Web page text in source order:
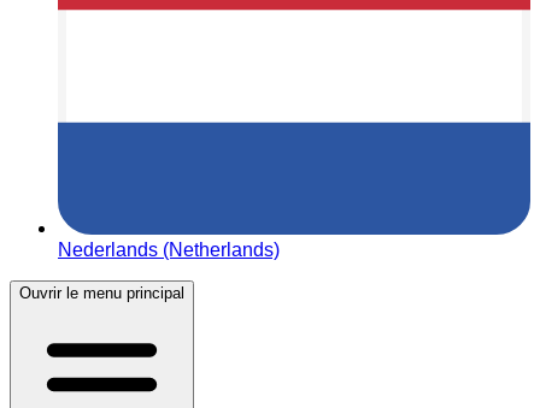
Nederlands (Netherlands)
Ouvrir le menu principal